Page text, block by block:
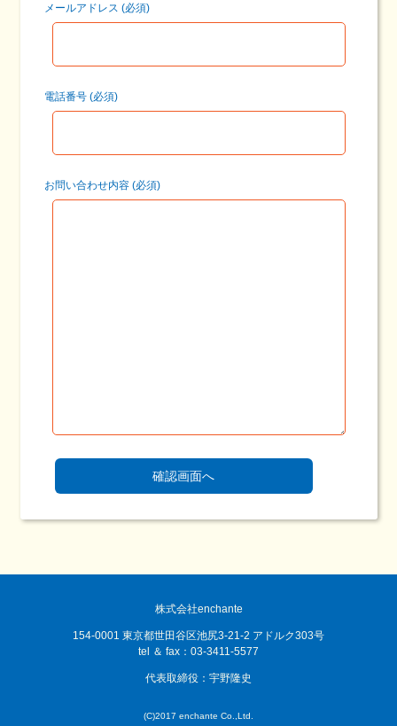
メールアドレス (必須)
電話番号 (必須)
お問い合わせ内容 (必須)
株式会社enchante
154-0001 東京都世田谷区池尻3-21-2 アドルク303号
tel ＆ fax：03-3411-5577
代表取締役：宇野隆史
(C)2017 enchante Co.,Ltd.